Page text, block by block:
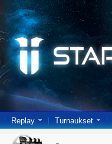
Replay Turnaukset